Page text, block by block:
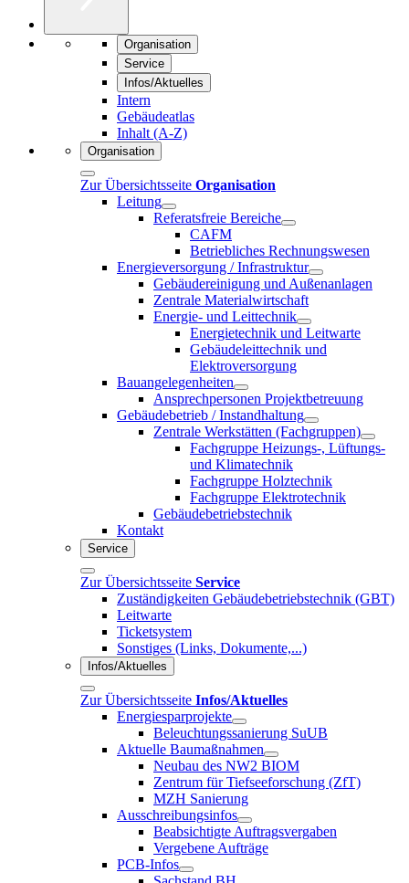
Organisation
Service
Infos/Aktuelles
Intern
Gebäudeatlas
Inhalt (A-Z)
Organisation
Zur Übersichtsseite Organisation
Leitung
Referatsfreie Bereiche
CAFM
Betriebliches Rechnungswesen
Energieversorgung / Infrastruktur
Gebäudereinigung und Außenanlagen
Zentrale Materialwirtschaft
Energie- und Leittechnik
Energietechnik und Leitwarte
Gebäudeleittechnik und
Elektroversorgung
Bauangelegenheiten
Ansprechpersonen Projektbetreuung
Gebäudebetrieb / Instandhaltung
Zentrale Werkstätten (Fachgruppen)
Fachgruppe Heizungs-, Lüftungs-
und Klimatechnik
Fachgruppe Holztechnik
Fachgruppe Elektrotechnik
Gebäudebetriebstechnik
Kontakt
Service
Zur Übersichtsseite Service
Zuständigkeiten Gebäudebetriebstechnik (GBT)
Leitwarte
Ticketsystem
Sonstiges (Links, Dokumente,...)
Infos/Aktuelles
Zur Übersichtsseite Infos/Aktuelles
Energiesparprojekte
Beleuchtungssanierung SuUB
Aktuelle Baumaßnahmen
Neubau des NW2 BIOM
Zentrum für Tiefseeforschung (ZfT)
MZH Sanierung
Ausschreibungsinfos
Beabsichtigte Auftragsvergaben
Vergebene Aufträge
PCB-Infos